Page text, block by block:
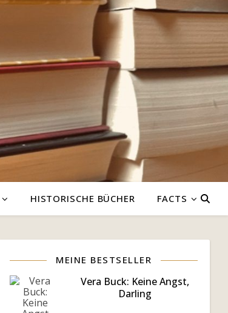
HISTORISCHE BÜCHER FACTS
MEINE BESTSELLER
Vera Buck: Keine Angst,
Darling